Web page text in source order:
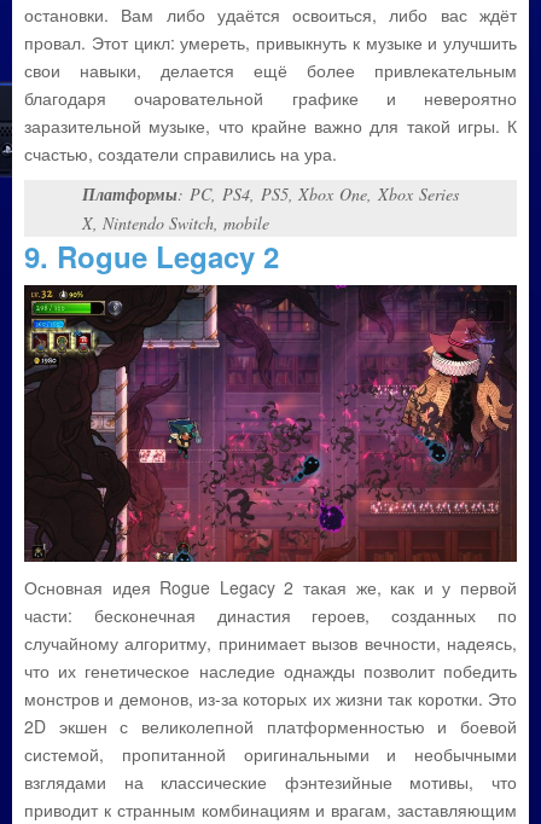
остановки. Вам либо удаётся освоиться, либо вас ждёт
провал. Этот цикл: умереть, привыкнуть к музыке и улучшить
свои навыки, делается ещё более привлекательным
благодаря очаровательной графике и невероятно
заразительной музыке, что крайне важно для такой игры. К
счастью, создатели справились на ура.
Платформы: PC, PS4, PS5, Xbox One, Xbox Series
X, Nintendo Switch, mobile
9. Rogue Legacy 2
Основная идея Rogue Legacy 2 такая же, как и у первой
части: бесконечная династия героев, созданных по
случайному алгоритму, принимает вызов вечности, надеясь,
что их генетическое наследие однажды позволит победить
монстров и демонов, из-за которых их жизни так коротки. Это
2D экшен с великолепной платформенностью и боевой
системой, пропитанной оригинальными и необычными
взглядами на классические фэнтезийные мотивы, что
приводит к странным комбинациям и врагам, заставляющим